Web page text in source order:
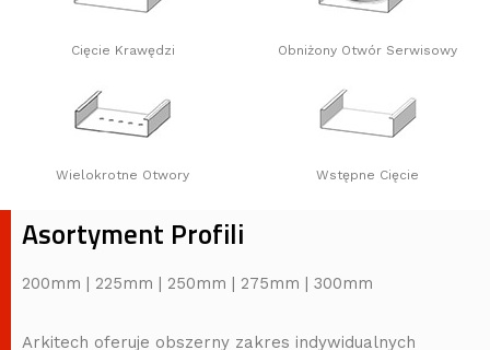
Cięcie Krawędzi Obniżony Otwór Serwisowy
Wielokrotne Otwory Wstępne Cięcie
Asortyment Profili
200mm | 225mm | 250mm | 275mm | 300mm
Arkitech oferuje obszerny zakres indywidualnych